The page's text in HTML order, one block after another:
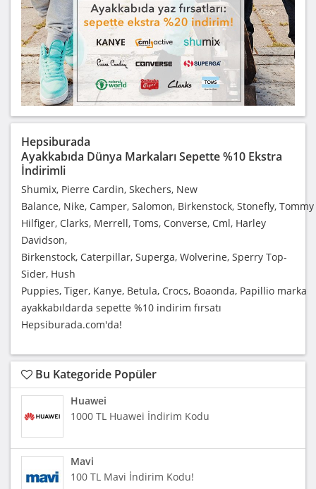
Hepsiburada
Ayakkabıda Dünya Markaları Sepette %10 Ekstra
İndirimli
Shumix, Pierre Cardin, Skechers, New
Balance, Nike, Camper, Salomon, Birkenstock, Stonefly, Tommy
Hilfiger, Clarks, Merrell, Toms, Converse, Cml, Harley
Davidson,
Birkenstock, Caterpillar, Superga, Wolverine, Sperry Top-
Sider, Hush
Puppies, Tiger, Kanye, Betula, Crocs, Boaonda, Papillio marka
ayakkabıldarda sepette %10 indirim fırsatı
Hepsiburada.com'da!
Bu Kategoride Popüler
Huawei
1000 TL Huawei İndirim Kodu
Mavi
100 TL Mavi İndirim Kodu!